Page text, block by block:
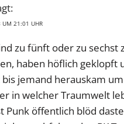
UM 21:01 UHR
zu fünft oder zu sechst
haben höflich geklopft
jemand herauskam
in welcher Traumwelt
Punk öffentlich blöd